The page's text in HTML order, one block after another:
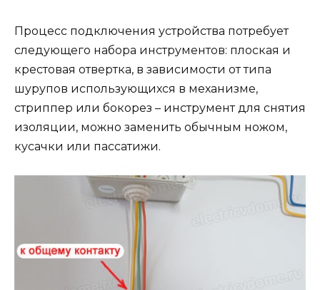
Процесс подключения устройства потребует
следующего набора инструментов: плоская и
крестовая отвертка, в зависимости от типа
шурупов использующихся в механизме,
стриппер или бокорез – инструмент для снятия
изоляции, можно заменить обычным ножом,
кусачки или пассатижи.